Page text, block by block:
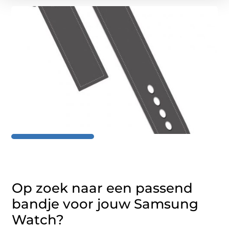
Op zoek naar een passend
bandje voor jouw Samsung
Watch?